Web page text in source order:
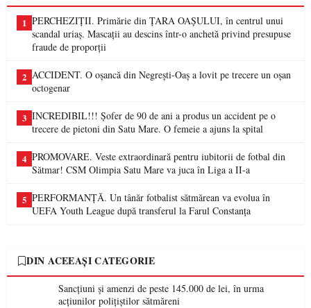
1 PERCHEZIȚII. Primărie din ȚARA OAȘULUI, în centrul unui
scandal uriaș. Mascații au descins într-o anchetă privind presupuse
fraude de proporții
2 ACCIDENT. O oșancă din Negrești-Oaș a lovit pe trecere un oșan
octogenar
3 INCREDIBIL!!! Șofer de 90 de ani a produs un accident pe o
trecere de pietoni din Satu Mare. O femeie a ajuns la spital
4 PROMOVARE. Veste extraordinară pentru iubitorii de fotbal din
Sătmar! CSM Olimpia Satu Mare va juca în Liga a II-a
5 PERFORMANȚĂ. Un tânăr fotbalist sătmărean va evolua în
UEFA Youth League după transferul la Farul Constanța
DIN ACEEAȘI CATEGORIE
Sancțiuni și amenzi de peste 145.000 de lei, în urma
acțiunilor polițiștilor sătmăreni